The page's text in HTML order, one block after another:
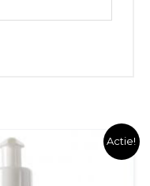
Actie!